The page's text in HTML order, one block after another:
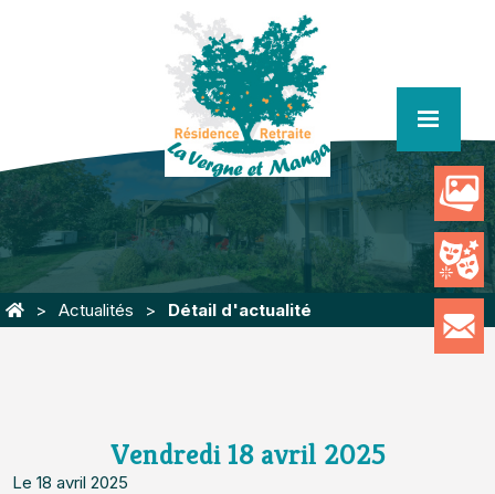
menu
Actualités Détail d'actualité
Vendredi 18 avril 2025
Le 18 avril 2025